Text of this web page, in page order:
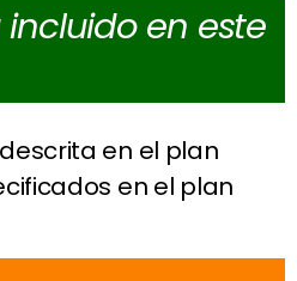
en este
en el plan
en el plan